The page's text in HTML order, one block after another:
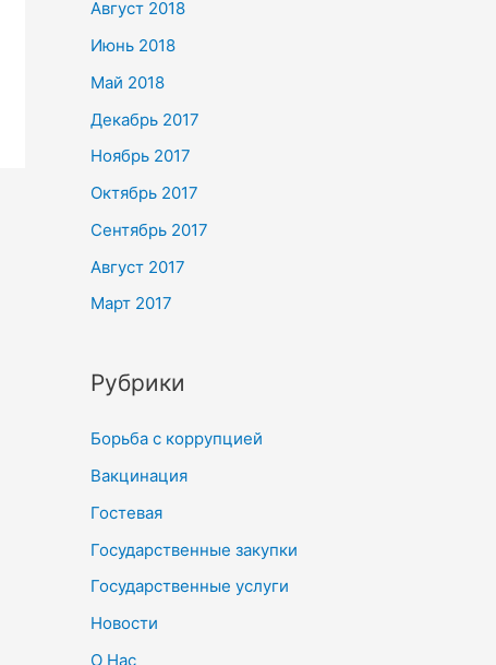
Август 2018
Июнь 2018
Май 2018
Декабрь 2017
Ноябрь 2017
Октябрь 2017
Сентябрь 2017
Август 2017
Март 2017
Рубрики
Борьба с коррупцией
Вакцинация
Гостевая
Государственные закупки
Государственные услуги
Новости
О Нас